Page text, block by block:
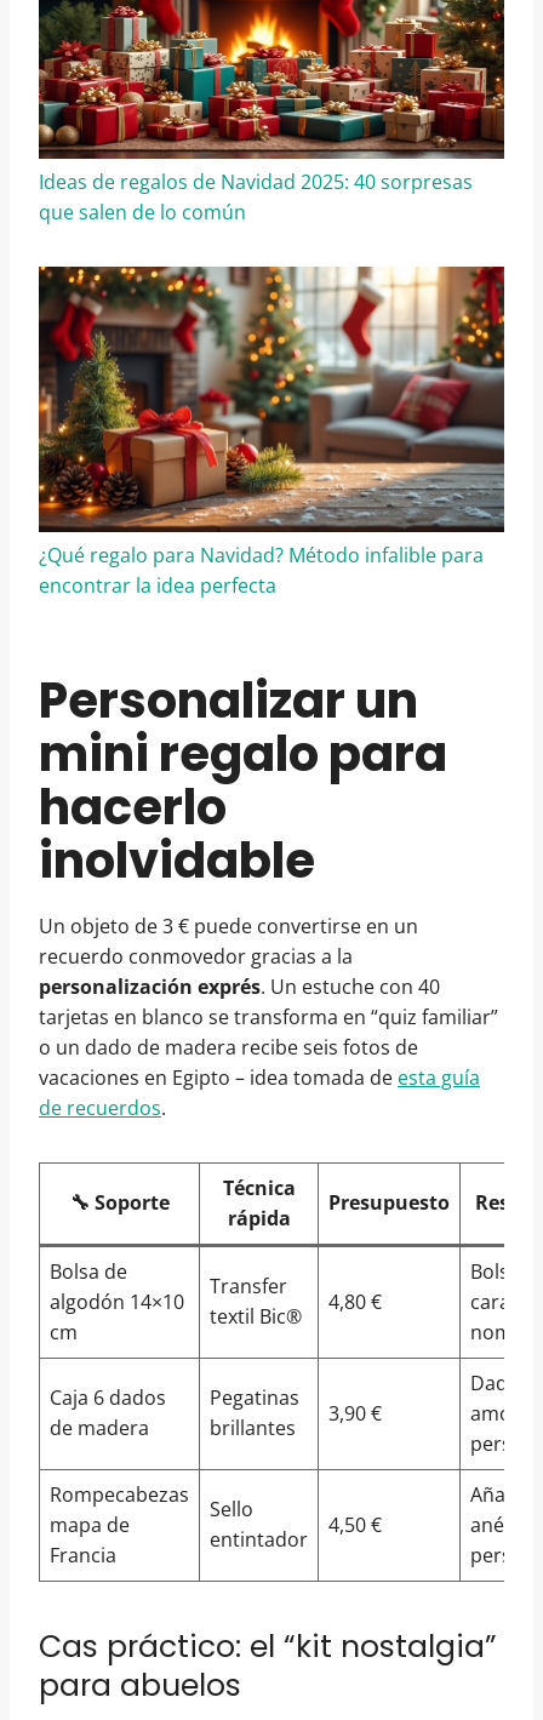
Ideas de regalos de Navidad 2025: 40 sorpresas
que salen de lo común
¿Qué regalo para Navidad? Método infalible para
encontrar la idea perfecta
Personalizar un
mini regalo para
hacerlo
inolvidable
Un objeto de 3 € puede convertirse en un
recuerdo conmovedor gracias a la
personalización exprés. Un estuche con 40
tarjetas en blanco se transforma en “quiz familiar”
o un dado de madera recibe seis fotos de
vacaciones en Egipto – idea tomada de esta guía
de recuerdos.
🔧 Soporte
Técnica
rápida
Presupuesto
Bolsa de
algodón 14×10
cm
Transfer
textil Bic®
4,80 €
Bolsa
Caja 6 dados
de madera
Pegatinas
brillantes
3,90 €
Dado
amor
Rompecabezas
mapa de
Francia
Sello
entintador
4,50 €
Cas práctico: el “kit nostalgia”
para abuelos